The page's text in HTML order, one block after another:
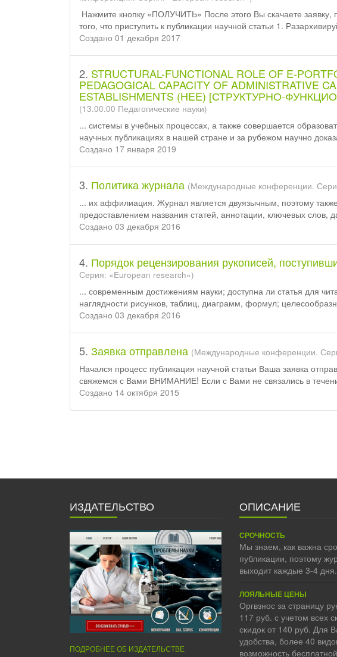
Нажмите кнопку «ПОЛУЧИТЬ» После этого Вы скачаете
того, что приступить к публикации научной статьи 1.
Создано 01 декабря 2017
2. STRUCTURAL-FUNCTIONAL ROLE OF E-
PEDAGOGICAL CAPACITY OF ADMINISTRATIVE
ESTABLISHMENTS (HEE) [СТРУКТУРНО-
(13.00.00 Педагогические науки)
... системы в учебных процессах, а также совершается
научных публикациях в нашей стране и за рубежом научно
Создано 17 января 2019
3. Политика журнала (Международные конференции.
... их аффилиация. Журнал является двуязычным, поэтому
предоставлением названия статей, аннотации, ключевых
Создано 03 декабря 2016
4. Порядок рецензирования рукописей,
Серия: «European research»)
... современным достижениям науки; доступна ли статья для
наглядности рисунков, таблиц, диаграмм, формул;
Создано 03 декабря 2016
5. Заявка отправлена (Международные конференции.
Начался процесс публикация научной статьи Ваша заявка
свяжемся с Вами ВНИМАНИЕ! Если с Вами не связались в
Создано 14 октября 2015
ИЗДАТЕЛЬСТВО
ПОДРОБНЕЕ ОБ ИЗДАТЕЛЬСТВЕ
ОПИСАНИЕ
СРОЧНОСТЬ
Мы знаем, как важна
публикации, поэтому
выходит каждые 3-4 дня.
ЛОЯЛЬНЫЕ ЦЕНЫ
Оргвзнос за страницу
117 руб. с учетом всех
скидок от 140 руб. Для
удобства, более 40
возможность